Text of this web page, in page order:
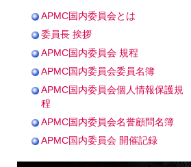
APMC国内委員会とは
委員長 挨拶
APMC国内委員会 規程
APMC国内委員会委員名簿
APMC国内委員会個人情報保護規
程
APMC国内委員会名誉顧問名簿
APMC国内委員会 開催記録